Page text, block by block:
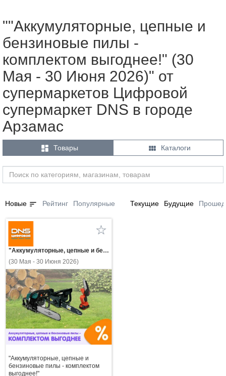
""Аккумуляторные, цепные и
бензиновые пилы -
комплектом выгоднее!" (30
Мая - 30 Июня 2026)" от
супермаркетов Цифровой
супермаркет DNS в городе
Арзамас
 Товары  Каталоги
Новые sort Рейтинг Популярные Текущие Будущие
"Аккумуляторные, цепные и бензиновые пилы - комплектом выгоднее!"
(30 Мая - 30 Июня 2026)
"Аккумуляторные, цепные и
бензиновые пилы - комплектом
выгоднее!"